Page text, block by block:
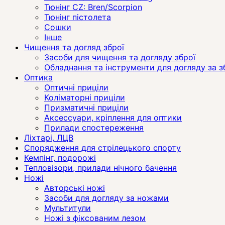
Тюнінг CZ: Bren/Scorpion
Тюнінг пістолета
Сошки
Інше
Чищення та догляд зброї
Засоби для чищення та догляду зброї
Обладнання та інструменти для догляду за
Оптика
Оптичні приціли
Коліматорні приціли
Призматичні приціли
Аксессуари, кріплення для оптики
Прилади спостереження
Ліхтарі, ЛЦВ
Спорядження для стрілецького спорту
Кемпінг, подорожі
Тепловізори, прилади нічного бачення
Ножі
Авторські ножі
Засоби для догляду за ножами
Мультитули
Ножі з фіксованим лезом